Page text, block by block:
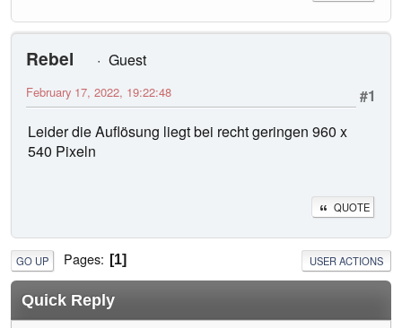
Rebel
Guest
#1
February 17, 2022, 19:22:48
Leider die Auflösung liegt bei recht geringen 960 x
540 Pixeln
QUOTE
GO UP Pages 1 USER ACTIONS
Quick Reply